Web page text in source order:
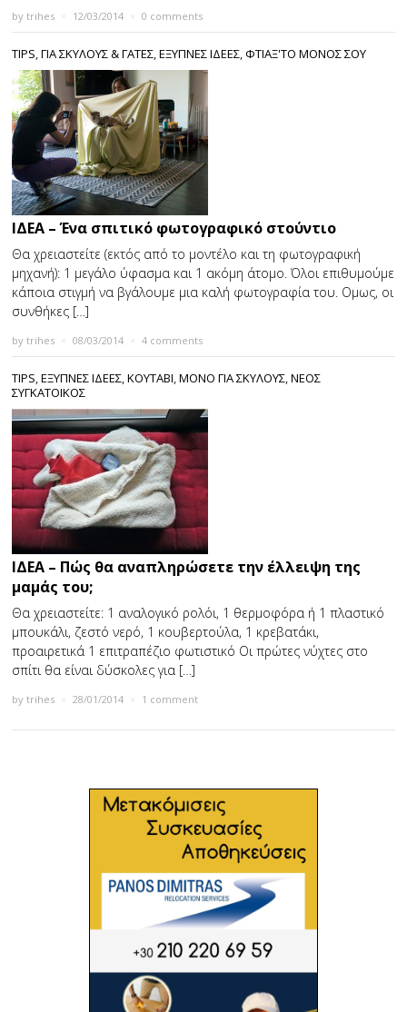
bytrihes 12/03/2014 0 comments
TIPS,ΓΙΑ ΣΚΥΛΟΥΣ & ΓΑΤΕΣ,ΕΞΥΠΝΕΣ ΙΔΕΕΣ,ΦΤΙΑΞ'ΤΟ ΜΟΝΟΣ ΣΟΥ
ΙΔΕΑ – Ένα σπιτικό φωτογραφικό στούντιο
Θα χρειαστείτε (εκτός από το μοντέλο και τη φωτογραφική
μηχανή): 1 μεγάλο ύφασμα και 1 ακόμη άτομο. Όλοι επιθυμούμε
κάποια στιγμή να βγάλουμε μια καλή φωτογραφία του. Οµως, οι
συνθήκες […]
bytrihes 08/03/2014 4 comments
TIPS,ΕΞΥΠΝΕΣ ΙΔΕΕΣ,ΚΟΥΤΑΒΙ,ΜΟΝΟ ΓΙΑ ΣΚΥΛΟΥΣ,ΝΕΟΣ
ΣΥΓΚΑΤΟΙΚΟΣ
ΙΔΕΑ – Πώς θα αναπληρώσετε την έλλειψη της
μαμάς του;
Θα χρειαστείτε: 1 αναλογικό ρολόι, 1 θερµοφόρα ή 1 πλαστικό
µπουκάλι, ζεστό νερό, 1 κουβερτούλα, 1 κρεβατάκι,
προαιρετικά 1 επιτραπέζιο φωτιστικό Οι πρώτες νύχτες στο
σπίτι θα είναι δύσκολες για […]
bytrihes 28/01/2014 1 comment